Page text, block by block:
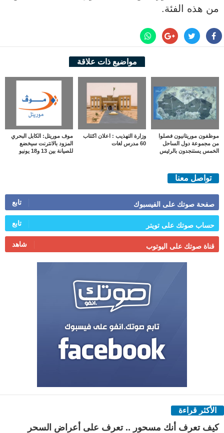
من هذه الفئة.
مواضيع ذات علاقة
موظفون موريتانيون فصلوا
من مجموعة دول الساحل
الخمس يستنجدون بالرئيس
وزارة التهذيب : اعلان اكتتاب
60 مدرس لغات
موف موريتل: الكابل البحري
المزود بالانترنت سيخضع
للصيانة بين 13 و18 يونيو
تواصل معنا
صفحة صوتك على الفيسبوك تابع
حساب صوتك على تويتر تابع
قناة صوتك على اليوتوب شاهد
الأكثر قراءة
كيف تعرف أنك مسحور .. تعرف على أعراض السحر